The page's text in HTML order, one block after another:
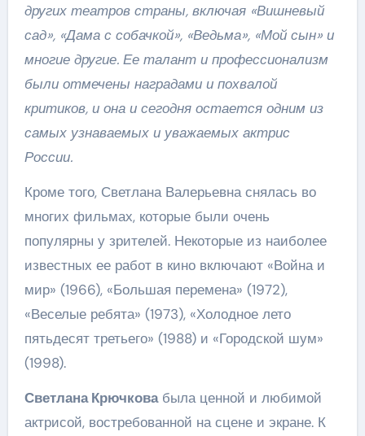
других театров страны, включая «Вишневый
сад», «Дама с собачкой», «Ведьма», «Мой сын» и
многие другие. Ее талант и профессионализм
были отмечены наградами и похвалой
критиков, и она и сегодня остается одним из
самых узнаваемых и уважаемых актрис
России.
Кроме того, Светлана Валерьевна снялась во
многих фильмах, которые были очень
популярны у зрителей. Некоторые из наиболее
известных ее работ в кино включают «Война и
мир» (1966), «Большая перемена» (1972),
«Веселые ребята» (1973), «Холодное лето
пятьдесят третьего» (1988) и «Городской шум»
(1998).
Светлана Крючковабыла ценной и любимой
актрисой, востребованной на сцене и экране. К